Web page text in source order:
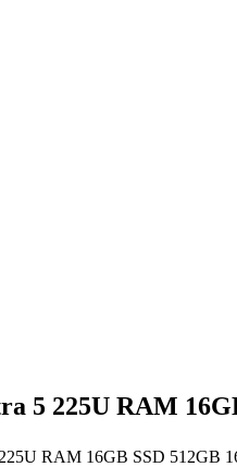
5 225U RAM
RAM 16GB SSD 512GB